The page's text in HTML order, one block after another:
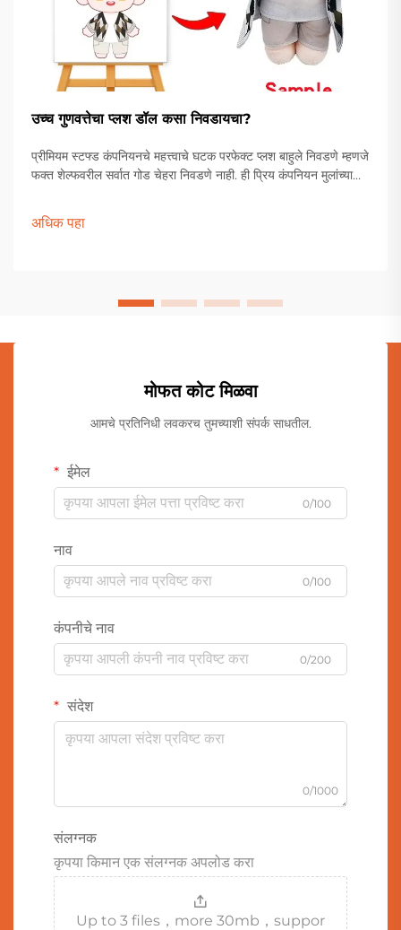
उच्च गुणवत्तेचा प्लश डॉल कसा निवडायचा?
प्रीमियम स्टफ्ड कंपनियनचे महत्त्वाचे घटक परफेक्ट प्लश बाहुले निवडणे म्हणजे
फक्त शेल्फवरील सर्वात गोड चेहरा निवडणे नाही. ही प्रिय कंपनियन मुलांच्या
राखतात.
अधिक पहा
मोफत कोट मिळवा
आमचे प्रतिनिधी लवकरच तुमच्याशी संपर्क साधतील.
ईमेल
0/100
नाव
0/100
कंपनीचे नाव
0/200
संदेश
0/1000
संलग्नक
कृपया किमान एक संलग्नक अपलोड करा
Up to 3 files，more 30mb，suppor